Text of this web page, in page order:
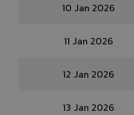
10 Jan 2026
11 Jan 2026
12 Jan 2026
13 Jan 2026